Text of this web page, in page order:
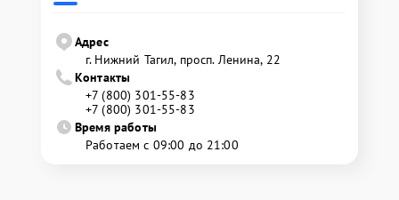
Адрес
г. Нижний Тагил, просп. Ленина, 22
Контакты
+7 (800) 301-55-83
+7 (800) 301-55-83
Время работы
Работаем с 09:00 до 21:00